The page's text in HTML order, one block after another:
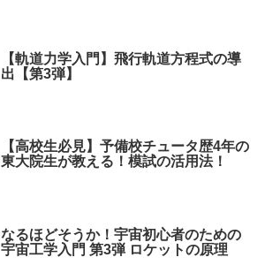
【軌道力学入門】飛行軌道方程式の導
出【第3弾】
【高校生必見】予備校チュータ歴4年の
東大院生が教える！模試の活用法！
なるほどそうか！宇宙初心者のための
宇宙工学入門 第3弾 ロケットの原理